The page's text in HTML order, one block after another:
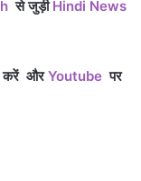
से जुड़ीHindi News
करें औरYoutube पर